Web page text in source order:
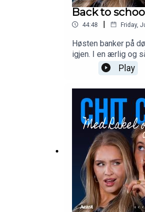
Back to
44:48 | Friday,
Høsten banker på
igjen. I en ærlig og
Play